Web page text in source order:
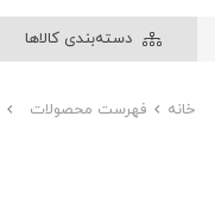
دسته‌بندی کالاها
خانه فهرست محصولات